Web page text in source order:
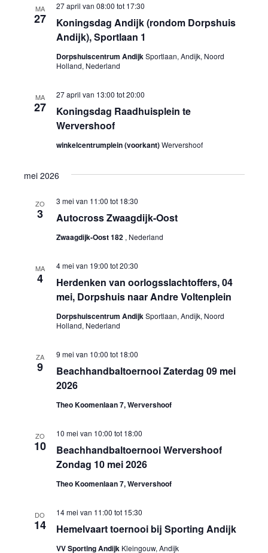
MA
27
Koningsdag Andijk (rondom Dorpshuis
Andijk), Sportlaan 1
27 april van 08:00 tot 17:30
Dorpshuiscentrum AndijkSportlaan, Andijk, Noord
Holland, Nederland
MA
27
Koningsdag Raadhuisplein te
Wervershoof
27 april van 13:00 tot20:00
winkelcentrumplein (voorkant)Wervershoof
mei 2026
ZO
3 Autocross Zwaagdijk-Oost
3 mei van 11:00 tot 18:30
Zwaagdijk-Oost 182 , Nederland
MA
4
Herdenken van oorlogsslachtoffers, 04
mei, Dorpshuis naar Andre Voltenplein
4 mei van 19:00 tot20:30
Dorpshuiscentrum AndijkSportlaan, Andijk, Noord
Holland, Nederland
ZA
9
Beachhandbaltoernooi Zaterdag 09 mei
2026
9 mei van 10:00 tot 18:00
Theo Koomenlaan 7, Wervershoof
ZO
10
Beachhandbaltoernooi Wervershoof
Zondag 10 mei 2026
10 mei van 10:00 tot 18:00
Theo Koomenlaan 7, Wervershoof
DO
14 Hemelvaart toernooi bij Sporting Andijk
14 mei van 11:00 tot 15:30
VV Sporting Andijk Kleingouw, Andijk